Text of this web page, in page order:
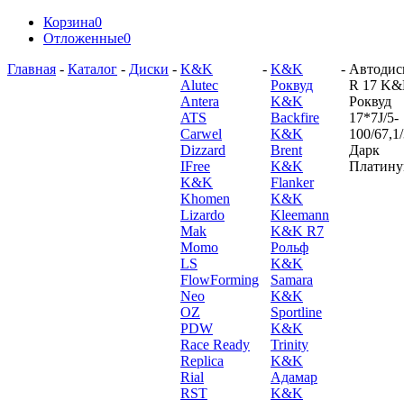
Корзина0
Отложенные0
Главная - Каталог - Диски - K&K
Alutec
Antera
ATS
Carwel
Dizzard
IFree
K&K
Khomen
Lizardo
Mak
Momo
LS
FlowForming
Neo
OZ
PDW
Race Ready
Replica
Rial
RST
- K&K
Роквуд
K&K
Backfire
K&K
Brent
K&K
Flanker
K&K
Kleemann
K&K R7
Рольф
K&K
Samara
K&K
Sportline
K&K
Trinity
K&K
Адамар
K&K
-
R 17
Роквуд
17*7J/5-
100/
Дарк